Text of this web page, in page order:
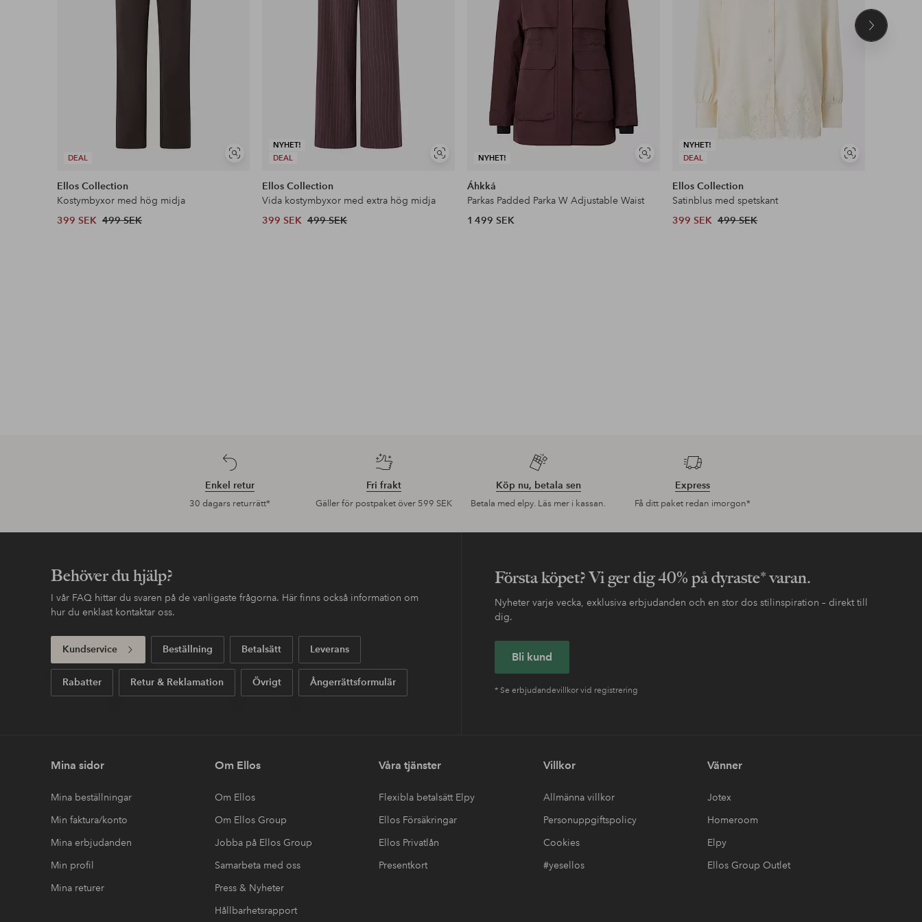
DEAL
Visa
Ellos Collection
Kostymbyxor med hög midja
399 SEK 499 SEK
NYHET!
DEAL
Visa
Ellos Collection
Vida kostymbyxor med extra hög midja
399 SEK 499 SEK
NYHET!
Visa
Áhkká
Parkas Padded Parka W Adjustable Waist
1 499 SEK
NYHET!
DEAL
Visa
Ellos Collection
Satinblus med spetskant
399 SEK 499 SEK
Nästa
Enkel retur
30 dagars returrätt*
Fri frakt
Gäller för postpaket över 599 SEK
Köp nu, betala sen
Betala med elpy. Läs mer i kassan.
Express
Få ditt paket redan imorgon*
Behöver du hjälp?
I vår FAQ hittar du svaren på de vanligaste frågorna. Här finns också information om
hur du enklast kontaktar oss.
Kundservice Beställning Betalsätt Leverans
Rabatter Retur & Reklamation Övrigt Ångerrättsformulär
Första köpet? Vi ger dig 40% på dyraste* varan.
Nyheter varje vecka, exklusiva erbjudanden och en stor dos stilinspiration – direkt till
dig.
Bli kund
* Se erbjudandevillkor vid registrering
Mina sidor
Mina beställningar
Min faktura/konto
Mina erbjudanden
Min profil
Mina returer
Om Ellos
Om Ellos
Om Ellos Group
Jobba på Ellos Group
Samarbeta med oss
Press & Nyheter
Hållbarhetsrapport
Våra tjänster
Flexibla betalsätt Elpy
Ellos Försäkringar
Ellos Privatlån
Presentkort
Villkor
Allmänna villkor
Personuppgiftspolicy
Cookies
#yesellos
Vänner
Jotex
Homeroom
Elpy
Ellos Group Outlet